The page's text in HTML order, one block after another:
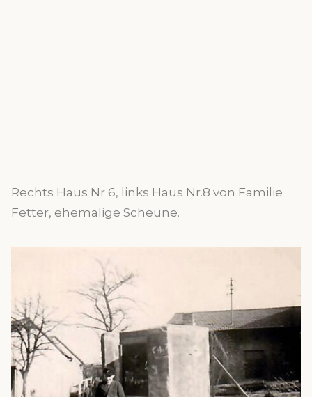
Rechts Haus Nr 6, links Haus Nr.8 von Familie
Fetter, ehemalige Scheune.